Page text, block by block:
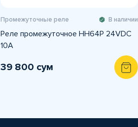
Промежуточные реле В наличии
Реле промежуточное HH64P 24VDC
10A
39 800 сум